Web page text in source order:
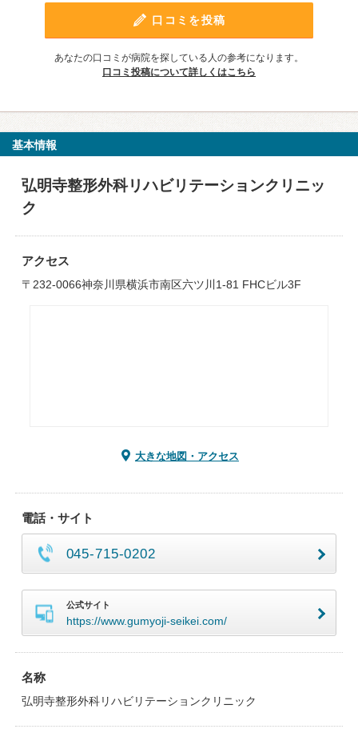
口コミを投稿
あなたの口コミが病院を探している人の参考になります。
口コミ投稿について詳しくはこちら
基本情報
弘明寺整形外科リハビリテーションクリニッ
ク
アクセス
〒232-0066神奈川県横浜市南区六ツ川1-81 FHCビル3F
大きな地図・アクセス
電話・サイト
045-715-0202
公式サイト
https://www.gumyoji-seikei.com/
名称
弘明寺整形外科リハビリテーションクリニック